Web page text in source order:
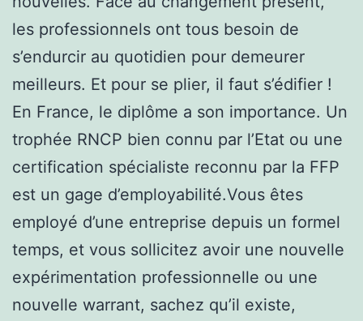
les professionnels ont tous besoin de
s’endurcir au quotidien pour demeurer
meilleurs. Et pour se plier, il faut s’édifier !
En France, le diplôme a son importance. Un
trophée RNCP bien connu par l’Etat ou une
certification spécialiste reconnu par la FFP
est un gage d’employabilité.Vous êtes
employé d’une entreprise depuis un formel
temps, et vous sollicitez avoir une nouvelle
expérimentation professionnelle ou une
nouvelle warrant, sachez qu’il existe,